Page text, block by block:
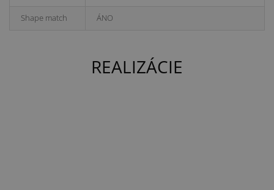
Shape match ÁNO
REALIZÁCIE